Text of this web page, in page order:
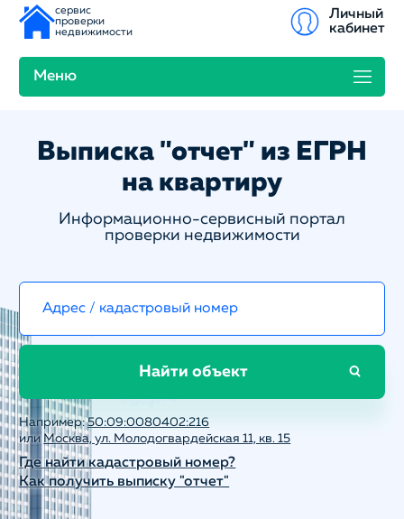
сервис
проверки
недвижимости
Меню
Личный
кабинет
Выписка "отчет" из ЕГРН
на квартиру
Информационно-сервисный портал
проверки недвижимости
Найти объект
Например:50:09:0080402:216
или Москва, ул. Молодогвардейская 11, кв. 15
Где найти кадастровый номер?
Как получить выписку "отчет"